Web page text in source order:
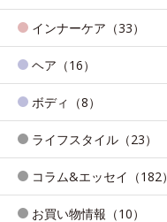
インナーケア（33）
ヘア（16）
ボディ（8）
ライフスタイル（23）
コラム&エッセイ（182）
お買い物情報（10）